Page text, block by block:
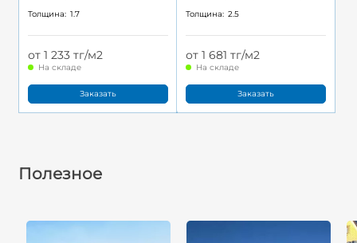
Толщина: 1.7
от 1 233 тг/м2
На складе
Заказать
Толщина: 2.5
от 1 681 тг/м2
На складе
Заказать
Полезное